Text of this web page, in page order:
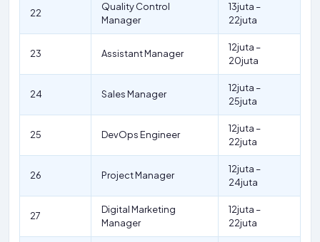
22
Quality Control
Manager
13juta –
22juta
23 Assistant Manager
12juta –
20juta
24 Sales Manager
12juta –
25juta
25 DevOps Engineer
12juta –
22juta
26 Project Manager
12juta –
24juta
27
Digital Marketing
Manager
12juta –
22juta